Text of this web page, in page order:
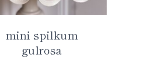
mini spilkum
gulrosa